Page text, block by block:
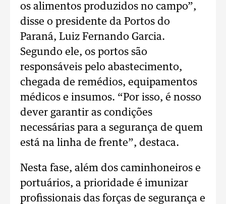
os alimentos produzidos no campo”,
disse o presidente da Portos do
Paraná, Luiz Fernando Garcia.
Segundo ele, os portos são
responsáveis pelo abastecimento,
chegada de remédios, equipamentos
médicos e insumos. “Por isso, é nosso
dever garantir as condições
necessárias para a segurança de quem
está na linha de frente”, destaca.
Nesta fase, além dos caminhoneiros e
portuários, a prioridade é imunizar
profissionais das forças de segurança e